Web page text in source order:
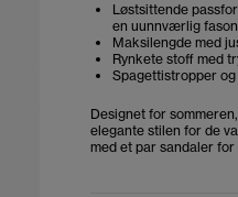
Løstsittende
en uunnværlig
Maksilengde med
Rynkete stoff med
Spagettistropper
Designet for
elegante stilen for de
med et par sandaler